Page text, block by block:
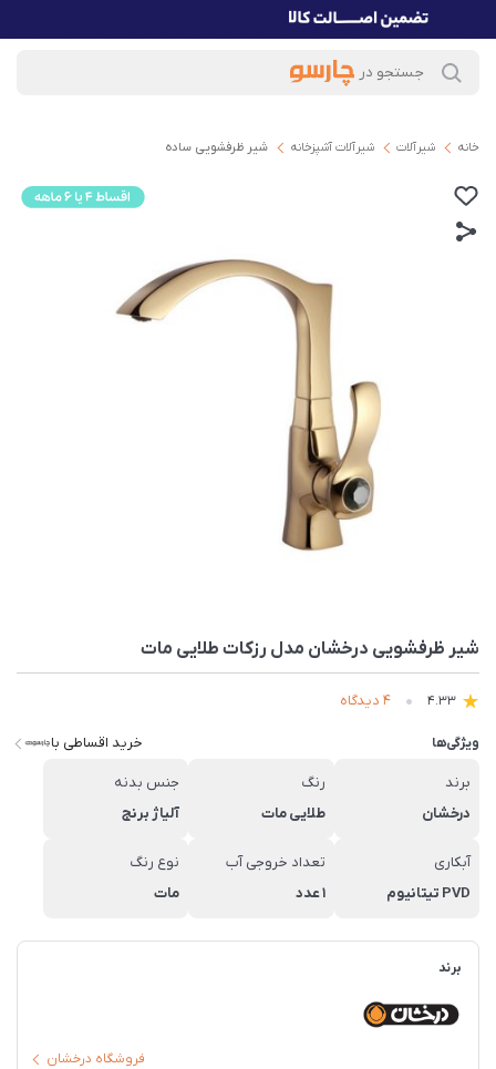
خانه شیرآلات شیرآلات آشپزخانه شیر ظرفشویی ساده
شیر ظرفشویی درخشان مدل رزکات طلایی مات
4.33 4 دیدگاه
ویژگی‌ها خرید اقساطی با
برند
درخشان
رنگ
طلایی مات
جنس بدنه
آلیاژ برنج
آبکاری
PVD تیتانیوم
تعداد خروجی آب
1 عدد
نوع رنگ
مات
برند
فروشگاه درخشان